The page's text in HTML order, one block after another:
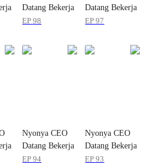
Datang Bekerja
EP98
Datang Bekerja
EP97
Nyonya CEO
Datang Bekerja
EP94
Nyonya CEO
Datang Bekerja
EP93